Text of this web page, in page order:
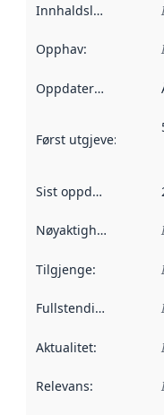
Innhaldsleverandørar
Opphav:
Oppdateringsfrekvens
Først utgjeve:
Sist oppdatert
Nøyaktigheit
Tilgjenge:
Fullstendigheit
Aktualitet:
Relevans: